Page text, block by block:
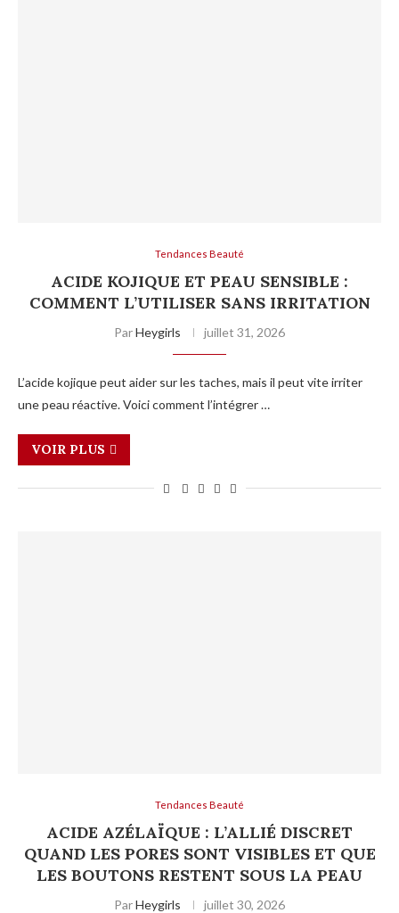
Tendances Beauté
ACIDE KOJIQUE ET PEAU SENSIBLE :
COMMENT L’UTILISER SANS IRRITATION
ParHeygirls juillet 31, 2026
L’acide kojique peut aider sur les taches, mais il peut vite irriter
une peau réactive. Voici comment l’intégrer …
VOIR PLUS
Tendances Beauté
ACIDE AZÉLAÏQUE : L’ALLIÉ DISCRET
QUAND LES PORES SONT VISIBLES ET QUE
LES BOUTONS RESTENT SOUS LA PEAU
ParHeygirls juillet 30, 2026